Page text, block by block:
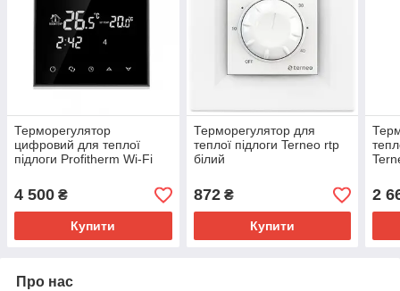
Терморегулятор
цифровий для теплої
підлоги Profitherm Wi-Fi
4 500 ₴
Купити
Терморегулятор для
теплої підлоги Terneo rtp
білий
872₴
Купити
2
Про нас